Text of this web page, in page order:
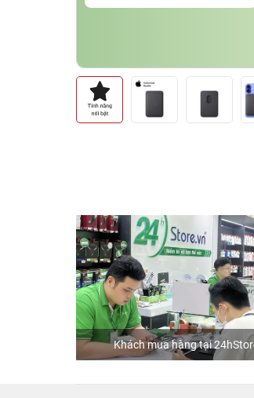
Khách mua hàng tại